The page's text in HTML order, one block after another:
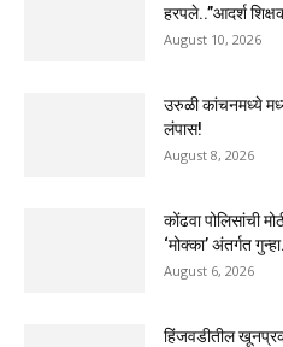
हरपले..”आदर्श
August 10, 2026
उरुळी कांचनमध्ये
लंपास!
August 8, 2026
कोंढवा पोलिसांची
‘मोक्का’ अंतर्गत
August 6, 2026
हिंजवडीतील